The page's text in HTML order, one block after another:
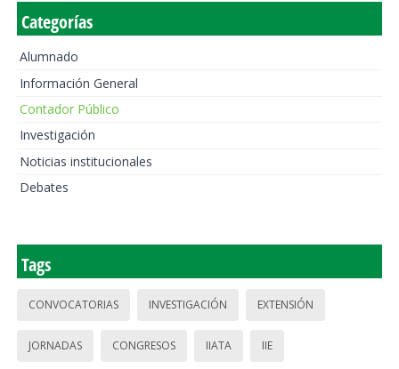
Categorías
Alumnado
Información General
Contador Público
Investigación
Noticias institucionales
Debates
Tags
CONVOCATORIAS INVESTIGACIÓN EXTENSIÓN
JORNADAS CONGRESOS IIATA IIE